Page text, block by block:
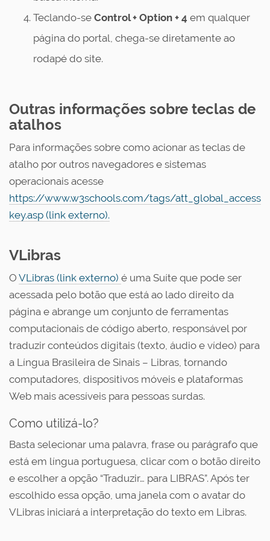
Teclando-se Control+ Option + 4 em qualquer
página do portal, chega-se diretamente ao
rodapé do site.
Outras informações sobre teclas de
atalhos
Para informações sobre como acionar as teclas de
atalho por outros navegadores e sistemas
operacionais acesse
https://www.w3schools.com/tags/att_global_access
key.asp (link externo).
VLibras
O VLibras (link externo) é uma Suíte que pode ser
acessada pelo botão que está ao lado direito da
página e abrange um conjunto de ferramentas
computacionais de código aberto, responsável por
traduzir conteúdos digitais (texto, áudio e vídeo) para
a Língua Brasileira de Sinais – Libras, tornando
computadores, dispositivos móveis e plataformas
Web mais acessíveis para pessoas surdas.
Como utilizá-lo?
Basta selecionar uma palavra, frase ou parágrafo que
está em língua portuguesa, clicar com o botão direito
e escolher a opção “Traduzir… para LIBRAS”. Após ter
escolhido essa opção, uma janela com o avatar do
VLibras iniciará a interpretação do texto em Libras.